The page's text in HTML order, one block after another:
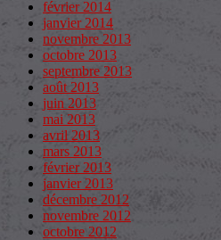
février 2014
janvier 2014
novembre 2013
octobre 2013
septembre 2013
août 2013
juin 2013
mai 2013
avril 2013
mars 2013
février 2013
janvier 2013
décembre 2012
novembre 2012
octobre 2012